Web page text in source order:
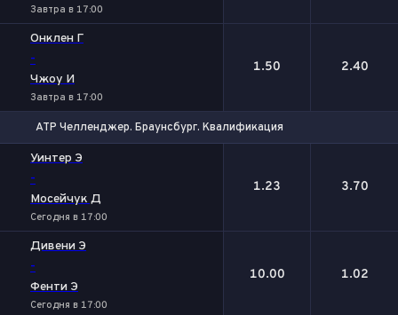
Завтра в 17:00
Онклен Г
-
Чжоу И
Завтра в 17:00
1.50 2.40
ATP Челленджер. Браунсбург. Квалификация
Уинтер Э
-
Мосейчук Д
Сегодня в 17:00
1.23 3.70
Дивени Э
-
Фенти Э
Сегодня в 17:00
10.00 1.02